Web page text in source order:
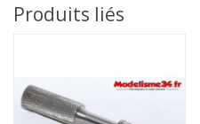
Produits liés